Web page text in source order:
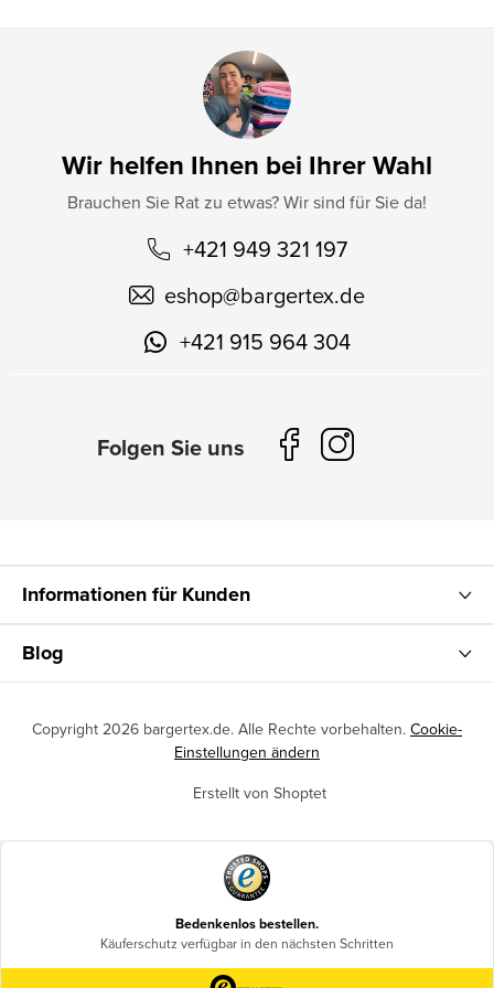
Wir helfen Ihnen bei Ihrer Wahl
Brauchen Sie Rat zu etwas? Wir sind für Sie da!
+421 949 321 197
eshop@bargertex.de
+421 915 964 304
Informationen für Kunden
Blog
Erstellt von Shoptet
Copyright 2026 bargertex.de. Alle Rechte vorbehalten. Cookie-
Einstellungen ändern